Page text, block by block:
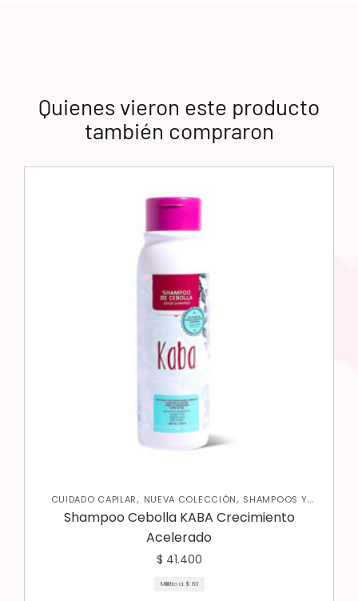
Quienes vieron este producto
también compraron
CUIDADO CAPILAR, NUEVA COLECCIÓN, SHAMPOOS Y
ACONDICIONADORES
Shampoo Cebolla KABA Crecimiento
Acelerado
$ 41.400
Mililitro a: $ 83